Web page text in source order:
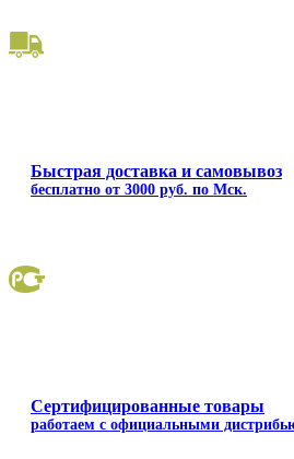
Быстрая доставка и самовывоз
бесплатно от 3000 руб. по Мск.
Сертифицированные товары
работаем с официальными